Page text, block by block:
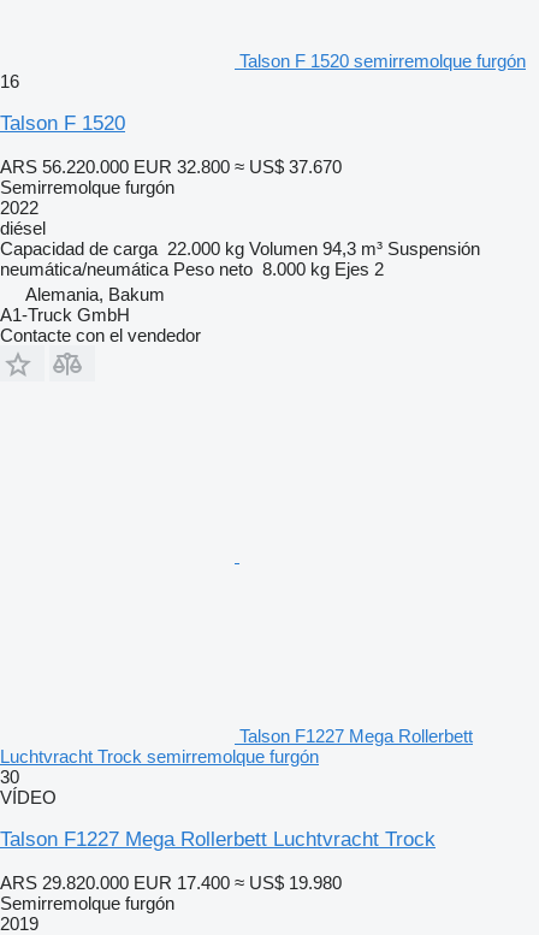
Talson F 1520 semirremolque furgón
16
Talson F 1520
ARS 56.220.000 EUR 32.800 ≈ US$ 37.670
Semirremolque furgón
2022
diésel
Capacidad de carga 22.000 kg Volumen 94,3 m³ Suspensión
neumática/neumática Peso neto 8.000 kg Ejes 2
Alemania, Bakum
A1-Truck GmbH
Contacte con el vendedor
Talson F1227 Mega Rollerbett
Luchtvracht Trock semirremolque furgón
30
VÍDEO
Talson F1227 Mega Rollerbett Luchtvracht Trock
ARS 29.820.000 EUR 17.400 ≈ US$ 19.980
Semirremolque furgón
2019